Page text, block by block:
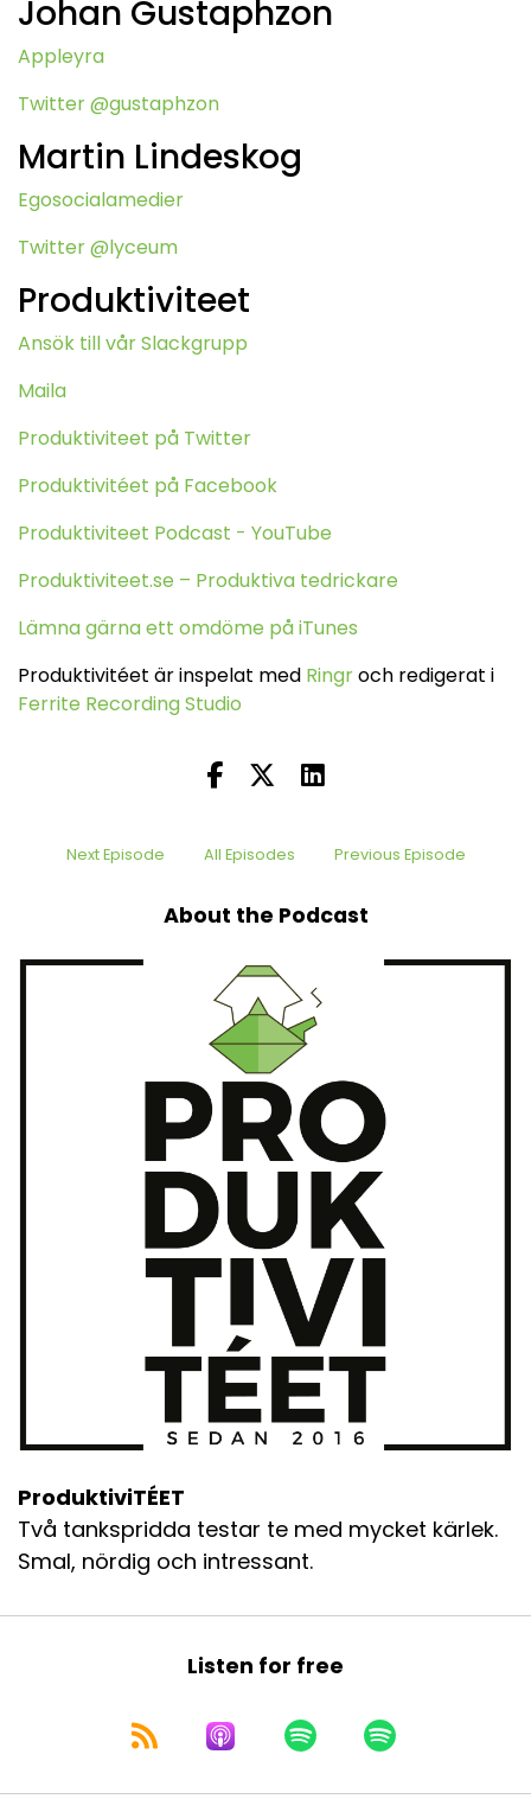
Johan Gustaphzon
Appleyra
Twitter @gustaphzon
Martin Lindeskog
Egosocialamedier
Twitter @lyceum
Produktiviteet
Ansök till vår Slackgrupp
Maila
Produktiviteet på Twitter
Produktivitéet på Facebook
Produktiviteet Podcast - YouTube
Produktiviteet.se – Produktiva tedrickare
Lämna gärna ett omdöme på iTunes
Produktivitéet är inspelat med Ringroch redigerat i
Ferrite Recording Studio
Next Episode All Episodes Previous Episode
About the Podcast
ProduktiviTÉET
Två tankspridda testar te med mycket kärlek.
Smal, nördig och intressant.
Listen for free